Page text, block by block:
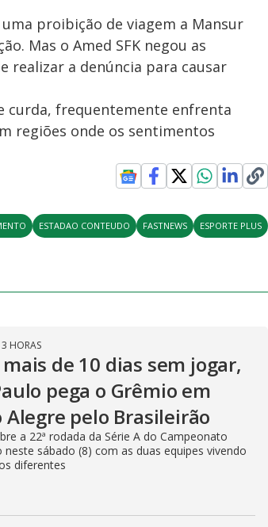
proibição de viagem a Mansur
Mas o Amed SFK negou as
realizar a denúncia para causar
curda, frequentemente enfrenta
regiões onde os sentimentos
ESTADAO CONTEUDO FASTNEWS ESPORTE PLUS
HORAS
de 10 dias sem jogar,
pega o Grêmio em
Alegre pelo Brasileirão
a 22ª rodada da Série A do Campeonato
neste sábado (8) com as duas equipes vivendo
diferentes